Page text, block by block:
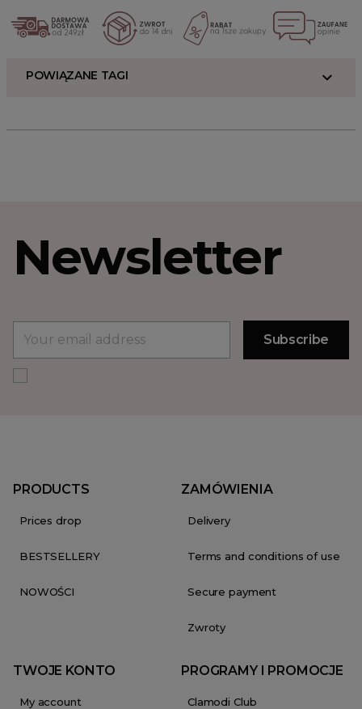
POWIĄZANE TAGI
Newsletter
PRODUCTS
Prices drop
BESTSELLERY
NOWOŚCI
ZAMÓWIENIA
Delivery
Terms and conditions of use
Secure payment
Zwroty
TWOJE KONTO
My account
PROGRAMY I PROMOCJE
Clamodi Club